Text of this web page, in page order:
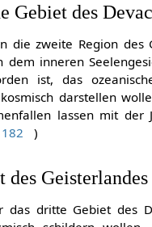
Gebiet des
die zweite Region des
dem inneren
ist, das
darstellen
lassen mit der
)
Geisterlandes
das dritte Gebiet des